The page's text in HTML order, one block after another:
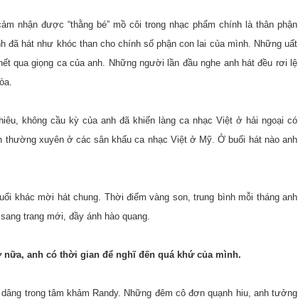
nhận được “thằng bé” mồ côi trong nhạc phẩm chính là thân phận
đã hát như khóc than cho chính số phận con lai của mình. Những uất
qua giọng ca của anh. Những người lần đầu nghe anh hát đều rơi lệ
không cầu kỳ của anh đã khiến làng ca nhạc Việt ở hải ngoại có
thường xuyên ở các sân khấu ca nhạc Việt ở Mỹ. Ở buổi hát nào anh
khác mời hát chung. Thời điểm vàng son, trung bình mỗi tháng anh
trang mới, đầy ánh hào quang.
anh có thời gian để nghĩ đến quá khứ của mình.
trong tâm khảm Randy. Những đêm cô đơn quạnh hiu, anh tưởng